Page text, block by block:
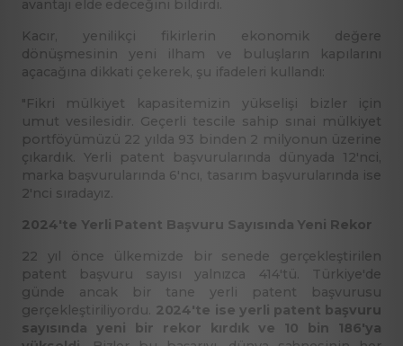
avantajı elde edeceğini bildirdi.
Kacır, yenilikçi fikirlerin ekonomik değere
dönüşmesinin yeni ilham ve buluşların kapılarını
açacağına dikkati çekerek, şu ifadeleri kullandı:
"Fikri mülkiyet kapasitemizin yükselişi bizler için
umut vesilesidir. Geçerli tescile sahip sınai mülkiyet
portföyümüzü 22 yılda 93 binden 2 milyonun üzerine
çıkardık. Yerli patent başvurularında dünyada 12'nci,
marka başvurularında 6'ncı, tasarım başvurularında ise
2'nci sıradayız.
2024'te Yerli Patent Başvuru Sayısında Yeni Rekor
22 yıl önce ülkemizde bir senede gerçekleştirilen
patent başvuru sayısı yalnızca 414'tü. Türkiye'de
günde ancak bir tane yerli patent başvurusu
gerçekleştiriliyordu. 2024'te ise yerli patent başvuru
sayısında yeni bir rekor kırdık ve 10 bin 186'ya